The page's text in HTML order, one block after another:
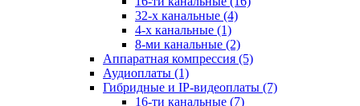
32-х канальные (4)
4-х канальные (1)
8-ми канальные (2)
Аппаратная компрессия (5)
Аудиоплаты (1)
Гибридные и IP-видеоплаты (7)
16-ти канальные (7)